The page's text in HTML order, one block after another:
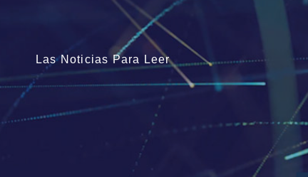
Las Noticias Para Leer